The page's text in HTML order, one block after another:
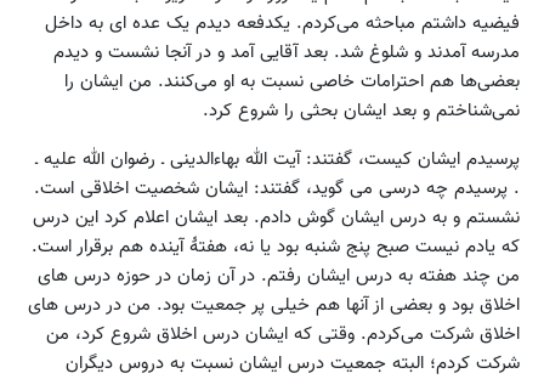
فیضیه داشتم مباحثه می‌کردم. یکدفعه دیدم یک عده ای به داخل
مدرسه آمدند و شلوغ شد. بعد آقایی آمد و در آنجا نشست و دیدم
بعضی‌ها هم احترامات خاصی نسبت به او می‌کنند. من ایشان را
نمی‌شناختم و بعد ایشان بحثی را شروع کرد.
پرسیدم ایشان کیست، گفتند: آیت الله بهاءالدینی ـ رضوان الله علیه ـ
. پرسیدم چه درسی می گوید، گفتند: ایشان شخصیت اخلاقی است.
نشستم و به درس ایشان گوش دادم. بعد ایشان اعلام کرد این درس
که یادم نیست صبح پنج شنبه بود یا نه، هفتۀ آینده هم برقرار است.
من چند هفته به درس ایشان رفتم. در آن زمان در حوزه درس های
اخلاق بود و بعضی از آنها هم خیلی پر جمعیت بود. من در درس های
اخلاق شرکت می‌کردم. وقتی که ایشان درس اخلاق شروع کرد، من
شرکت کردم؛ البته جمعیت درس ایشان نسبت به دروس دیگران